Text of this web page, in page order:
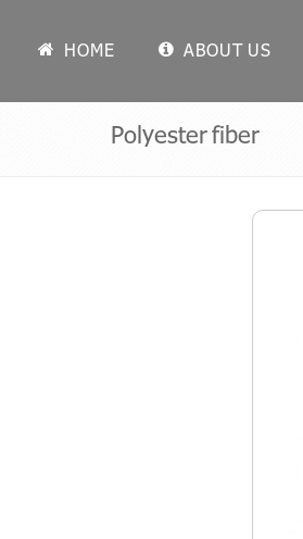
HOME ABOUT US
Polyester fiber